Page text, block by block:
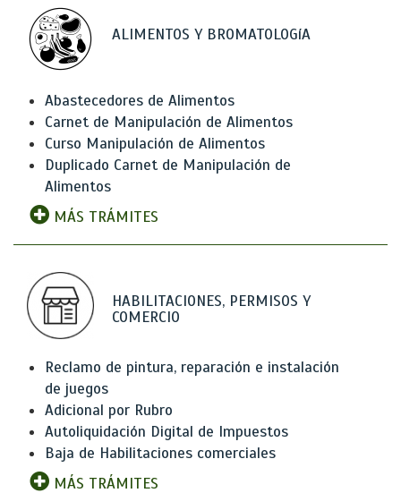
ALIMENTOS Y BROMATOLOGíA
Abastecedores de Alimentos
Carnet de Manipulación de Alimentos
Curso Manipulación de Alimentos
Duplicado Carnet de Manipulación de
Alimentos
MÁS TRÁMITES
HABILITACIONES, PERMISOS Y
COMERCIO
Reclamo de pintura, reparación e instalación
de juegos
Adicional por Rubro
Autoliquidación Digital de Impuestos
Baja de Habilitaciones comerciales
MÁS TRÁMITES